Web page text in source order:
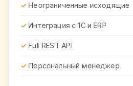
Неограниченные исходящие
Интеграция с 1С и ERP
Full REST API
Персональный менеджер